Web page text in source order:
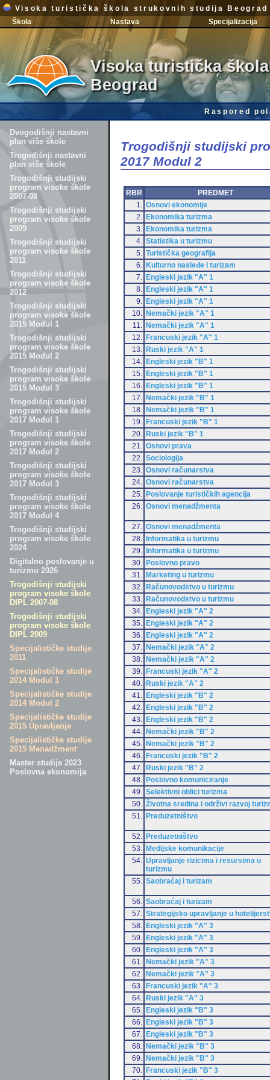
Visoka turistička škola strukovnih studija Beograd
Škola
Nastava Specijalizacija
Visoka turistička
Beograd
Raspored
Dvogodišnji nastavni
plan više škole
Trogodišnji nastavni
plan više škole
Trogodišnji studijski
program visoke škole
2007-08
Trogodišnji studijski
program visoke škole
2009
Trogodišnji studijski
program visoke škole
2011
Trogodišnji studijski
program visoke škole
2012
Trogodišnji studijski
program visoke škole
2015 Modul 1
Trogodišnji studijski
program visoke škole
2015 Modul 2
Trogodišnji studijski
program visoke škole
2015 Modul 3
Trogodišnji studijski
program visoke škole
2017 Modul 1
Trogodišnji studijski
program visoke škole
2017 Modul 2
Trogodišnji studijski
program visoke škole
2017 Modul 3
Trogodišnji studijski
program visoke škole
2017 Modul 4
Trogodišnji studijski
program visoke škole
2024
Digitalno poslovanje u
turizmu 2026
Trogodišnji studijski
program visoke škole
DIPL 2007-08
Trogodišnji studijski
program visoke škole
DIPL 2009
Specijalističke studije
2011
Specijalističke studije
2014 Modul 1
Specijalističke studije
2014 Modul 2
Specijalističke studije
2015 Upravljanje
Specijalističke studije
2015 Menadžment
Master studije 2023
Poslovna ekonomija
Trogodišnji studijski
2017 Modul 2
RBR
PREDMET
1.
Osnovi ekonomije
2.
Ekonomika turizma
3.
Ekonomika turizma
4.
Statistika u turizmu
5.
Turistička geografija
6.
Kulturno nasleđe i turizam
7.
Engleski jezik "A" 1
8.
Engleski jezik "A" 1
9.
Engleski jezik "A" 1
10.
Nemački jezik "A" 1
11.
Nemački jezik "A" 1
12.
Francuski jezik "A" 1
13.
Ruski jezik "A" 1
14.
Engleski jezik "B" 1
15.
Engleski jezik "B" 1
16.
Engleski jezik "B" 1
17.
Nemački jezik "B" 1
18.
Nemački jezik "B" 1
19.
Francuski jezik "B" 1
20.
Ruski jezik "B" 1
21.
Osnovi prava
22.
Sociologija
23.
Osnovi računarstva
24.
Osnovi računarstva
25.
Poslovanje turističkih agencija
26.
Osnovi menadžmenta
27.
Osnovi menadžmenta
28.
Informatika u turizmu
29.
Informatika u turizmu
30.
Poslovno pravo
31.
Marketing u turizmu
32.
Računovodstvo u turizmu
33.
Računovodstvo u turizmu
34.
Engleski jezik "A" 2
35.
Engleski jezik "A" 2
36.
Engleski jezik "A" 2
37.
Nemački jezik "A" 2
38.
Nemački jezik "A" 2
39.
Francuski jezik "A" 2
40.
Ruski jezik "A" 2
41.
Engleski jezik "B" 2
42.
Engleski jezik "B" 2
43.
Engleski jezik "B" 2
44.
Nemački jezik "B" 2
45.
Nemački jezik "B" 2
46.
Francuski jezik "B" 2
47.
Ruski jezik "B" 2
48.
Poslovno komuniciranje
49.
Selektivni oblici turizma
50.
Životna sredina i održivi razvoj
51.
Preduzetništvo
52.
Preduzetništvo
53.
Medijske komunikacije
54.
Upravljanje rizicima i resursima u
turizmu
55.
Saobraćaj i turizam
56.
Saobraćaj i turizam
57.
Strategijsko upravljanje u
58.
Engleski jezik "A" 3
59.
Engleski jezik "A" 3
60.
Engleski jezik "A" 3
61.
Nemački jezik "A" 3
62.
Nemački jezik "A" 3
63.
Francuski jezik "A" 3
64.
Ruski jezik "A" 3
65.
Engleski jezik "B" 3
66.
Engleski jezik "B" 3
67.
Engleski jezik "B" 3
68.
Nemački jezik "B" 3
69.
Nemački jezik "B" 3
70.
Francuski jezik "B" 3